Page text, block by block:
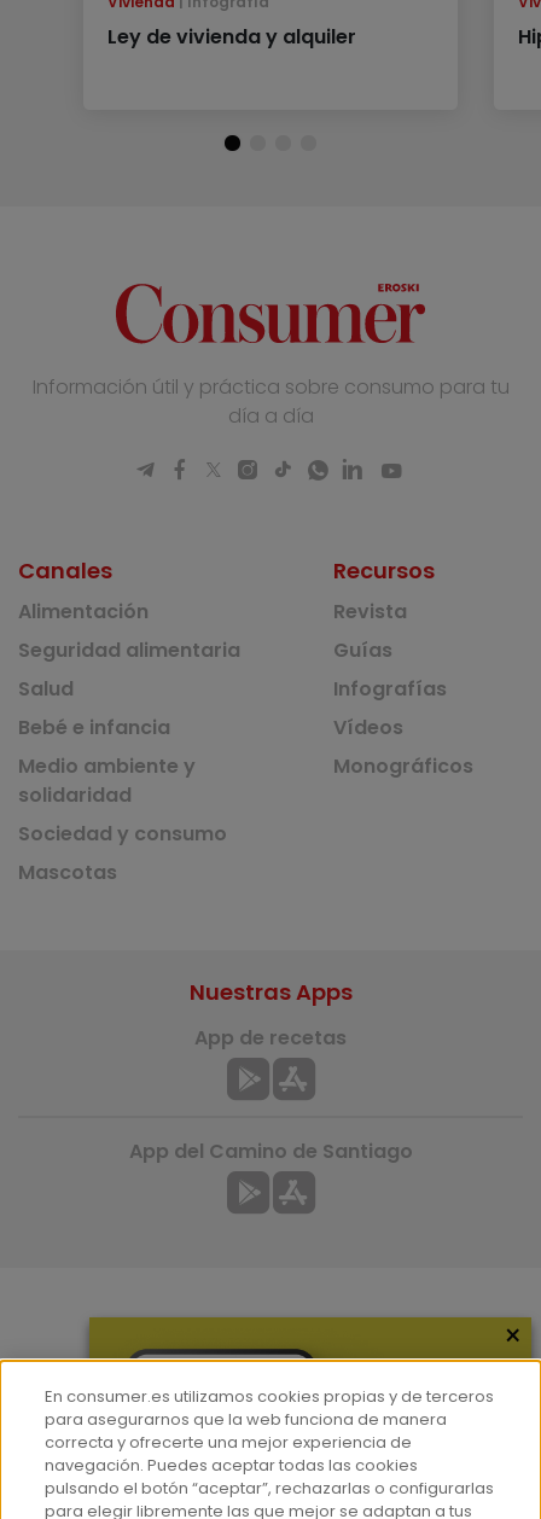
Ley de vivienda y alquiler
Información útil y práctica sobre consumo para tu
día a día
Canales
Alimentación
Seguridad alimentaria
Salud
Bebé e infancia
Medio ambiente y
solidaridad
Sociedad y consumo
Mascotas
Recursos
Revista
Guías
Infografías
Vídeos
Monográficos
Hemeroteca
Contacto
Prensa
Nuestras Apps
App de recetas
App del Camino de Santiago
×
En consumer.es utilizamos cookies propias y de terceros
para asegurarnos que la web funciona de manera
correcta y ofrecerte una mejor experiencia de
navegación. Puedes aceptar todas las cookies
pulsando el botón “aceptar”, rechazarlas o configurarlas
para elegir libremente las que mejor se adaptan a tus